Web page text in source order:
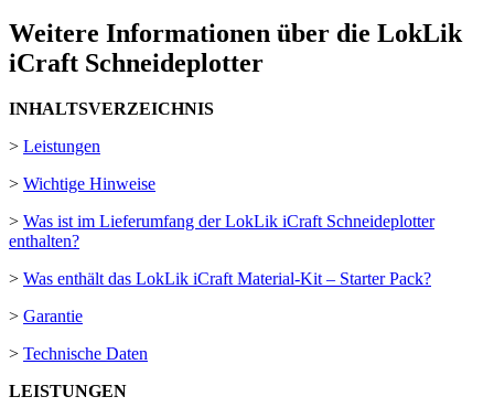
Weitere Informationen über die LokLik
iCraft Schneideplotter
INHALTSVERZEICHNIS
> Leistungen
> Wichtige Hinweise
> Was ist im Lieferumfang der LokLik iCraft Schneideplotter
enthalten?
> Was enthält das LokLik iCraft Material-Kit – Starter Pack?
> Garantie
> Technische Daten
LEISTUNGEN